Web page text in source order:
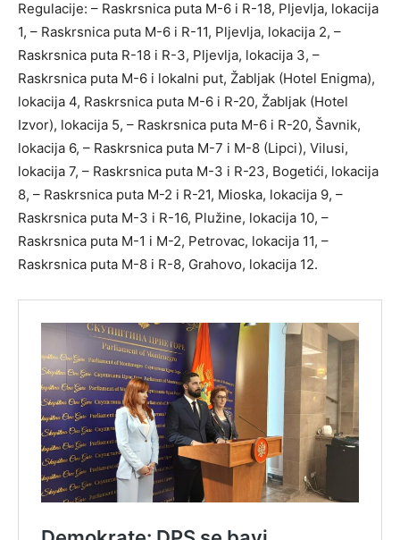
Regulacije: – Raskrsnica puta M-6 i R-18, Pljevlja, lokacija
1, – Raskrsnica puta M-6 i R-11, Pljevlja, lokacija 2, –
Raskrsnica puta R-18 i R-3, Pljevlja, lokacija 3, –
Raskrsnica puta M-6 i lokalni put, Žabljak (Hotel Enigma),
lokacija 4, Raskrsnica puta M-6 i R-20, Žabljak (Hotel
Izvor), lokacija 5, – Raskrsnica puta M-6 i R-20, Šavnik,
lokacija 6, – Raskrsnica puta M-7 i M-8 (Lipci), Vilusi,
lokacija 7, – Raskrsnica puta M-3 i R-23, Bogetići, lokacija
8, – Raskrsnica puta M-2 i R-21, Mioska, lokacija 9, –
Raskrsnica puta M-3 i R-16, Plužine, lokacija 10, –
Raskrsnica puta M-1 i M-2, Petrovac, lokacija 11, –
Raskrsnica puta M-8 i R-8, Grahovo, lokacija 12.